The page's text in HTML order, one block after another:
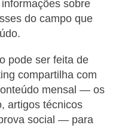
sobre
do campo que
pode ser feita de
compartilha com
mensal — os
artigos técnicos
social — para